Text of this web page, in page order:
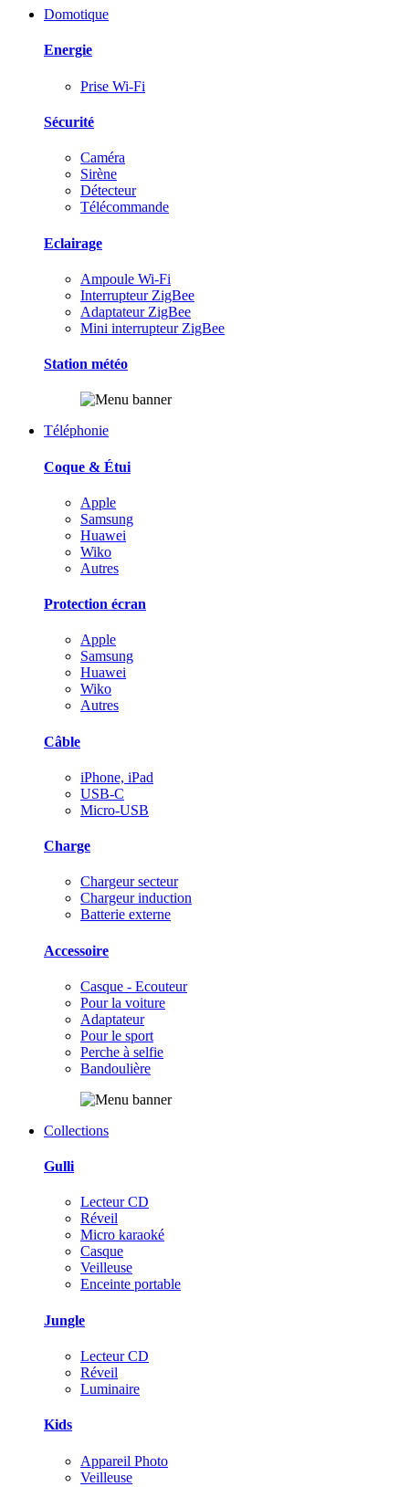
Domotique
Energie
Prise Wi-Fi
Sécurité
Caméra
Sirène
Détecteur
Télécommande
Eclairage
Ampoule Wi-Fi
Interrupteur ZigBee
Adaptateur ZigBee
Mini interrupteur ZigBee
Station météo
Téléphonie
Coque & Étui
Apple
Samsung
Huawei
Wiko
Autres
Protection écran
Apple
Samsung
Huawei
Wiko
Autres
Câble
iPhone, iPad
USB-C
Micro-USB
Charge
Chargeur secteur
Chargeur induction
Batterie externe
Accessoire
Casque - Ecouteur
Pour la voiture
Adaptateur
Pour le sport
Perche à selfie
Bandoulière
Collections
Gulli
Lecteur CD
Réveil
Micro karaoké
Casque
Veilleuse
Enceinte portable
Jungle
Lecteur CD
Réveil
Luminaire
Kids
Appareil Photo
Veilleuse